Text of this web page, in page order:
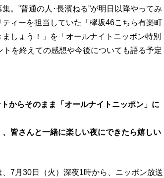
。”普通の人･長濱ねる”が明日以降やってみ
ィーを担当していた「欅坂46こちら有楽町
しょう！」を「オールナイトニッポン特別
を終えての感想や今後についても語る予定
からそのまま「オールナイトニッポン」に
皆さんと一緒に楽しい夜にできたら嬉しい
7月30日（火）深夜1時から、ニッポン放送